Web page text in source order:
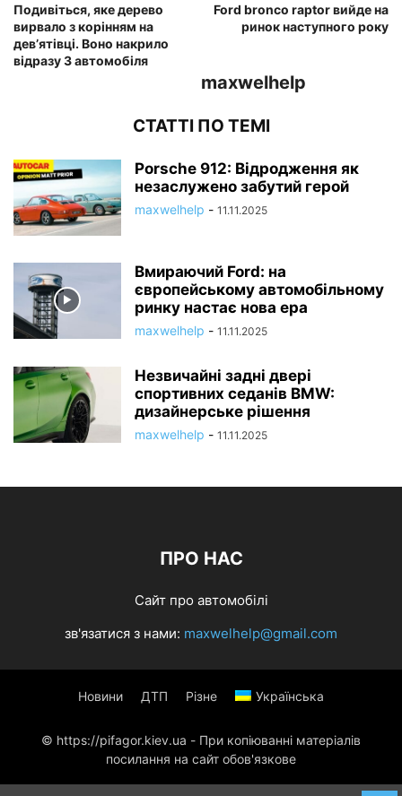
Подивіться, яке дерево
вирвало з корінням на
дев’ятівці. Воно накрило
відразу 3 автомобіля
Ford bronco raptor вийде на
ринок наступного року
maxwelhelp
СТАТТІ ПО ТЕМІ
Porsche 912: Відродження як
незаслужено забутий герой
maxwelhelp - 11.11.2025
Вмираючий Ford: на
європейському автомобільному
ринку настає нова ера
maxwelhelp - 11.11.2025
Незвичайні задні двері
спортивних седанів BMW:
дизайнерське рішення
maxwelhelp - 11.11.2025
ПРО НАС
Сайт про автомобілі
зв'язатися з нами: maxwelhelp@gmail.com
Новини ДТП Різне Українська
© https://pifagor.kiev.ua - При копіюванні матеріалів
посилання на сайт обов'язкове